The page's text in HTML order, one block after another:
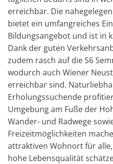
erreichbar. Die
bietet ein umfangreiches
Bildungsangebot und ist in
Dank der guten
zudem rasch auf die S6
wodurch auch Wiener
erreichbar sind.
Erholungssuchende
Umgebung am Fuße der
Wander- und Radwege
Freizeitmöglichkeiten
attraktiven Wohnort für
hohe Lebensqualität